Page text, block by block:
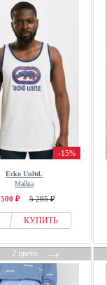
-15%
Ecko Unltd.
Майка
₽ 5 295 ₽
КУПИТЬ
2 цвета→